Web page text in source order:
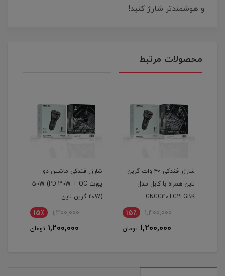
و هوشمندتر شارژ کنید!
محصولات مرتبط
شارژر فندکی ۴۰ وات گرین
لاین همراه با کابل مدل
GNCC40TC2LGBK
1,400,000 15٪
1,200,000 تومان
شارژر فندکی ماشین دو
پورت 50W (PD 30W + QC
20W) گرین لاین
1,400,000 15٪
1,200,000 تومان